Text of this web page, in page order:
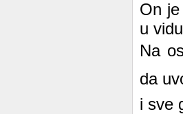
On
u
Na
da
i sve